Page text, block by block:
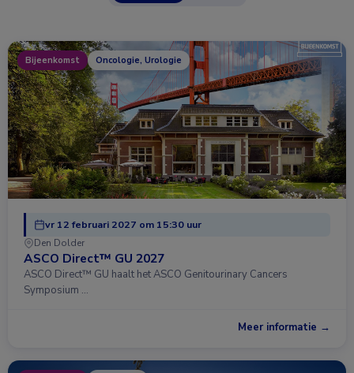
Bijeenkomst Oncologie, Urologie
vr 12 februari 2027 om 15:30 uur
Den Dolder
ASCO Direct™ GU 2027
ASCO Direct™ GU haalt het ASCO Genitourinary Cancers
Symposium …
Meer informatie →